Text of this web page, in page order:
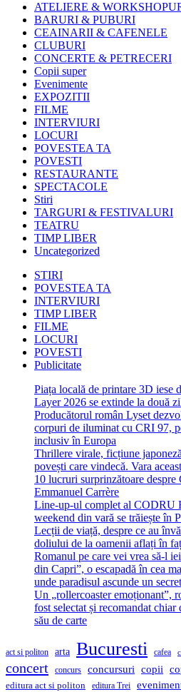
ATELIERE &
BARURI & PUBURI
CEAINARII & CAFENELE
CLUBURI
CONCERTE & PETRECERI
Copii super
Evenimente
EXPOZITII
FILME
INTERVIURI
LOCURI
POVESTEA TA
POVESTI
RESTAURANTE
SPECTACOLE
Stiri
TARGURI & FESTIVALURI
TEATRU
TIMP LIBER
Uncategorized
STIRI
POVESTEA TA
INTERVIURI
TIMP LIBER
FILME
LOCURI
POVESTI
Publicitate
Piața locală de printare 3D iese
Layer 2026 se extinde la două
Producătorul român Lyset
corpuri de iluminat cu CRI 97,
inclusiv în Europa
Thrillere virale, ficțiune
povești care vindecă. Vara
10 lucruri surprinzătoare
Emmanuel Carrère
Line-up-ul complet al CODRU
weekend din vară se trăiește în
Lecții de viață, despre ce au
doliului de la oamenii aflați în
Romanul pe care vei vrea să-l
din Capri”, o escapadă în cea
unde paradisul ascunde un
Un „rollercoaster emoționant”,
fost selectat și recomandat
său de carte
act si politon arta Bucuresti cafea
concert concurs concursuri copii
editura act si politon editura Trei